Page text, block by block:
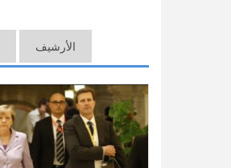
الأرشيف